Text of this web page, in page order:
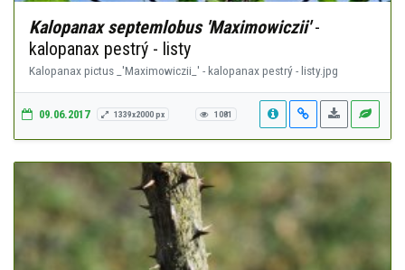
Kalopanax septemlobus 'Maximowiczii'-
kalopanax pestrý - listy
Kalopanax pictus _'Maximowiczii_' - kalopanax pestrý - listy.jpg
09.06.2017 1339x2000 px 1081